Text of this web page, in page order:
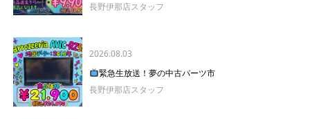
長野伊那店スタッフ
2026.08.03
緊急生放送！夢の中古パーツ市
長野伊那店スタッフ